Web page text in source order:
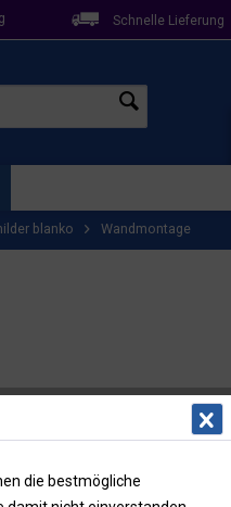
Schnelle Lieferung
blanko Wandmontage
Lieferzeit: 3-4
Artikel-Nr.:
Menge
die bestmögliche